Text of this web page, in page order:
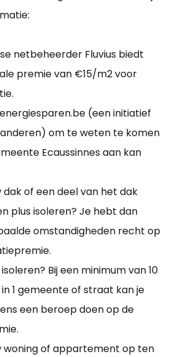
netbeheerder Fluvius biedt
premie van €15/m2 voor
(een initiatief
om te weten te komen
Ecaussinnes aan kan
dak of een deel van het dak
plus isoleren? Je hebt dan
omstandigheden recht op
Bij een minimum van 10
1 gemeente of straat kan je
een beroep doen op de
woning of appartement op ten